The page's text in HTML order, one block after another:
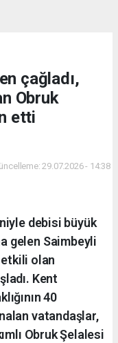
çağladı,
Obruk
etti
29.07.2026 - 14:38
debisi büyük
gelen Saimbeyli
etkili olan
Kent
40
vatandaşlar,
Obruk Şelalesi